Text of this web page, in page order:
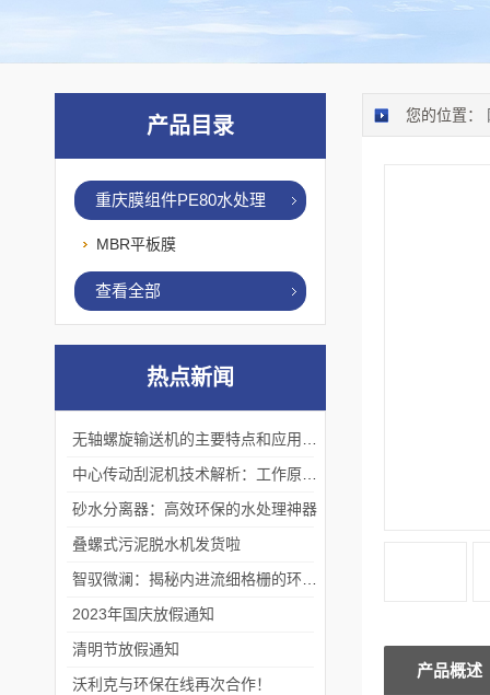
您的位置：
产品概述
产品目录
重庆膜组件PE80水处理
MBR平板膜
查看全部
热点新闻
砂水分离器：高效环保的水处理神器
叠螺式污泥脱水机发货啦
2023年国庆放假通知
清明节放假通知
沃利克与环保在线再次合作！